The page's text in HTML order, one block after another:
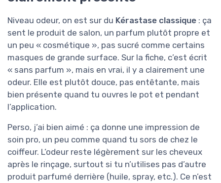
Niveau odeur, on est sur du Kérastase classique : ça
sent le produit de salon, un parfum plutôt propre et
un peu « cosmétique », pas sucré comme certains
masques de grande surface. Sur la fiche, c’est écrit
« sans parfum », mais en vrai, il y a clairement une
odeur. Elle est plutôt douce, pas entêtante, mais
bien présente quand tu ouvres le pot et pendant
l’application.
Perso, j’ai bien aimé : ça donne une impression de
soin pro, un peu comme quand tu sors de chez le
coiffeur. L’odeur reste légèrement sur les cheveux
après le rinçage, surtout si tu n’utilises pas d’autre
produit parfumé derrière (huile, spray, etc.). Ce n’est